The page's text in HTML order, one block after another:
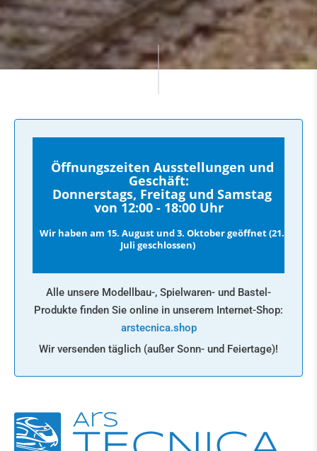
Öffnungszeiten Ausstellungen und
Geschäft:
Donnerstags, Freitag und Samstag
von 12:00 - 18:00 Uhr
Wir haben am 15. August und 3. Oktober geöffnet (21.
Juli geschlossen)
Alle unsere Modellbau-, Spielwaren- und Bastel-
Produkte finden Sie online in unserem Internet-Shop:
arstecnica.shop
Wir versenden täglich (außer Sonn- und Feiertage)!